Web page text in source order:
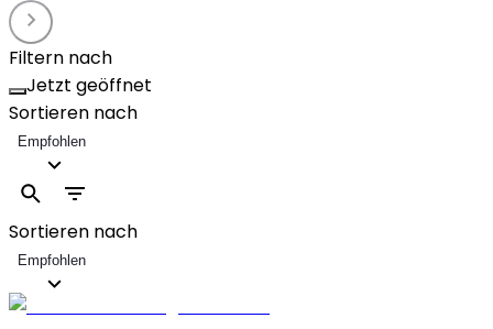
Filtern nach
Jetzt geöffnet
Sortieren nach
Empfohlen
Sortieren nach
Empfohlen